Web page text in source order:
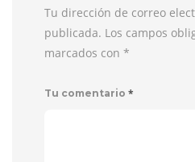
Tu dirección de correo
publicada. Los campos
marcados con *
Tu comentario *